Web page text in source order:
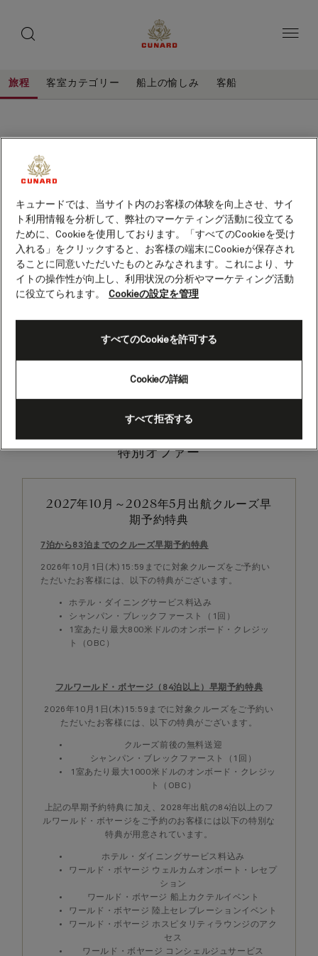
キ
本
文
へ
ッ
旅程 客室カテゴリー 船上の愉しみ 客船
特別オファー
2027年10月～2028年5月出航クルーズ早
期予約特典
7泊から83泊までのクルーズ早期予約特典
2026年10月1日(木)15:59までに対象クルーズをご予約い
ただいたお客様には、以下の特典がございます。
ホテル・ダイニングサービス料込み
シャンパン・ブレックファースト（1回）
1室あたり最大800米ドルのオンボード・クレジッ
ト（OBC）
フルワールド・ボヤージ（84泊以上）早期予約特典
2026年10月1日(木)15:59までに対象クルーズをご予約い
ただいたお客様には、以下の特典がございます。
クルーズ前後の無料送迎
シャンパン・ブレックファースト（1回）
1室あたり最大1000米ドルのオンボード・クレジッ
ト（OBC）
上記の早期予約特典に加え、2028年出航の84泊以上のフ
ルワールド・ボヤージをご予約のお客様には以下の特別な
特典が用意されています。
ホテル・ダイニングサービス料込み
ワールド・ボヤージ ウェルカムオンボート・レセプ
ション
ワールド・ボヤージ 船上カクテルイベント
ワールド・ボヤージ 陸上セレブレーションイベント
ワールド・ボヤージ ホスピタリティラウンジのアク
セス
ワールド・ボヤージ コンシェルジュサービス
ピ
ー
ー
キュナードでは、当サイト内のお客様の体験を向上させ、サイ
ト利用情報を分析して、弊社のマーケティング活動に役立てる
ために、Cookieを使用しております。「すべてのCookieを受け
入れる」をクリックすると、お客様の端末にCookieが保存され
ることに同意いただいたものとみなされます。これにより、サ
イトの操作性が向上し、利用状況の分析やマーケティング活動
に役立てられます。
Cookieの設定を管理
Cookieの詳細
すべて拒否する
すべてのCookieを許可する